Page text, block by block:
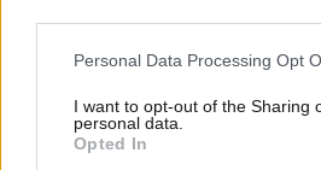
Please note that this website/app
not limited to your visit or usage
grant or deny consent to Google
use your data for below specified
Personal Data Processing Opt
I want to opt-out of the Sharing
personal data.
Opted In
με κουπόνια ή QR codes. Σε
Μόσχας και της Αγίας
20–50 λίτρων ανά άτομο, ενώ
γέμισμα δοχείων. Οι ουρές